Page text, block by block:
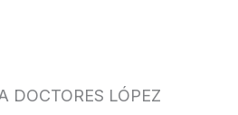
LÓPEZ